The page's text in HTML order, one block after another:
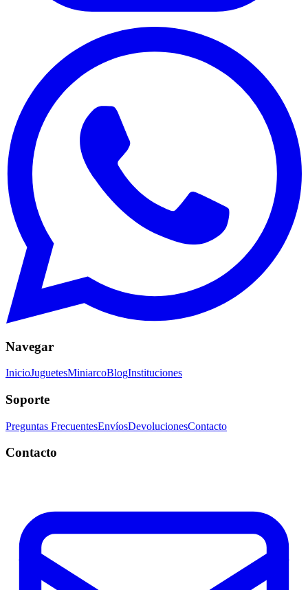
Navegar
InicioJuguetesMiniarcoBlogInstituciones
Soporte
Preguntas FrecuentesEnvíosDevolucionesContacto
Contacto